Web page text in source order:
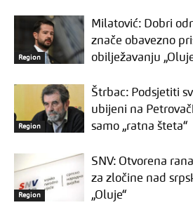
Region
Milatović: Dobri
znače obavezno
obilježavanju
Region
Štrbac: Podsjetiti
ubijeni na
samo „ratna šteta“
Region
SNV: Otvorena
za zločine nad
„Oluje“